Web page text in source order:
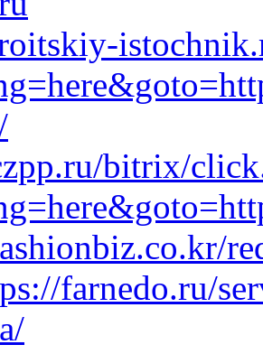
bitrix/
farnedo.ru/